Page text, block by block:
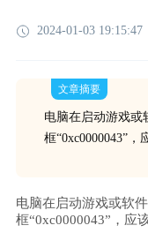
2024-01-03 19:15:47
文章摘要
电脑在启动游戏或
框“0xc0000043”，
电脑在启动游戏或软
框“0xc0000043”，应